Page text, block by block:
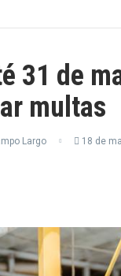
31 de
multas
Largo 18 de